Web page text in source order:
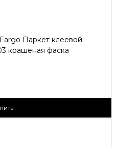
Паркет клеевой
крашеная фаска